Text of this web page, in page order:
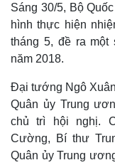
Sáng 30/5, Bộ
hình thực hiện
tháng 5, đề ra một
năm 2018.
Đại tướng Ngô
Quân ủy Trung
chủ trì hội nghị.
Cường, Bí thư
Quân ủy Trung